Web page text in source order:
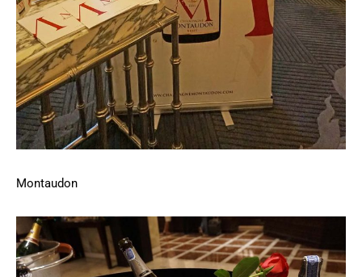
Montaudon